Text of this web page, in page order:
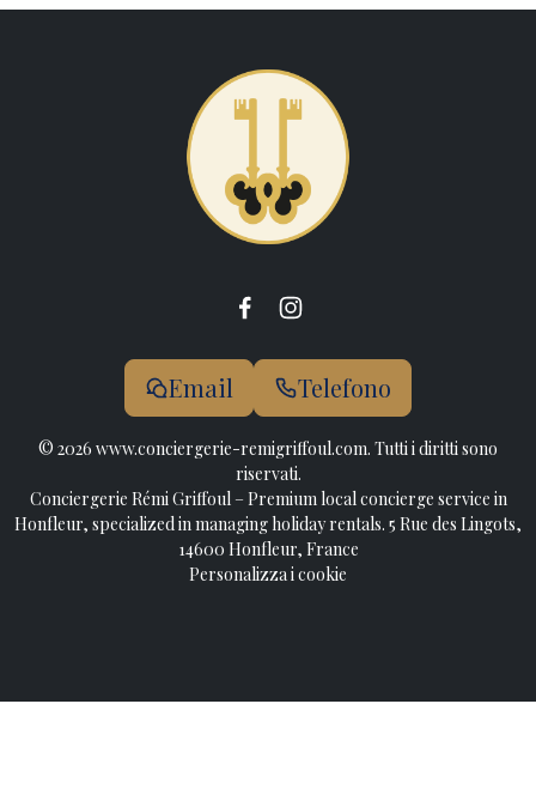
Email Telefono
© 2026 www.conciergerie-remigriffoul.com. Tutti i diritti sono
riservati.
Conciergerie Rémi Griffoul – Premium local concierge service in
Honfleur, specialized in managing holiday rentals. 5 Rue des Lingots,
14600 Honfleur, France
Personalizza i cookie